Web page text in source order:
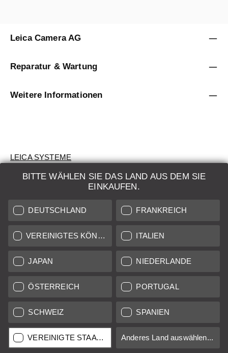
BITTE WÄHLEN SIE DAS LAND AUS DEM SIE
EINKAUFEN.
DEUTSCHLAND FRANKREICH
VEREINIGTES KÖNIGREICH ITALIEN
JAPAN NIEDERLANDE
ÖSTERREICH PORTUGAL
SCHWEIZ SPANIEN
VEREINIGTE STAATEN Anderes Land auswählen...
Leica Camera AG
Reparatur & Wartung
Weitere Informationen
LEICA SYSTEME
BEWERTUNG
AUKTION
BRAND NEW
LEICA STORES
Alle Preise von in der EU/UK ansässigen Anbietern inkl.
Mehrwertsteuer zzgl.Versandkostensofern nicht anders
Alle Preise von in den USA ansässigen Anbietern exkl. MwSt.